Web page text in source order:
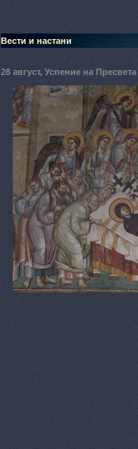
Вести и настани
28 август, Успение на